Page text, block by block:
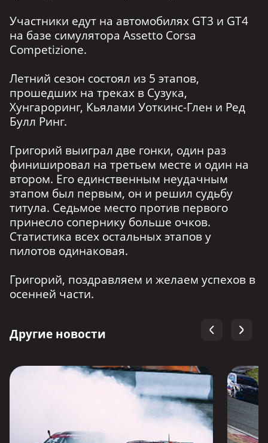
Участники едут на автомобилях GT3 и GT4
на базе симулятора Assetto Corsa
Competizione.
Летний сезон состоял из 5 этапов,
прошедших на треках в Сузука,
Хунгароринг, Кьялами Уоткинс-Глен и Ред
Булл Ринг.
Григорий выиграл две гонки, один раз
финишировал на третьем месте и один на
втором. Его единственным неудачным
этапом был первым, он и решил судьбу
титула. Седьмое место против первого
принесло сопернику больше очков.
Статистика всех остальных этапов у
пилотов одинаковая.
Григорий, поздравляем и желаем успехов в
осенней части.
Другие новости